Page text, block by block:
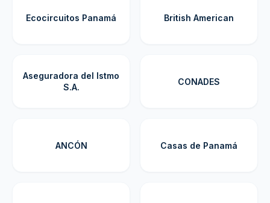
Ecocircuitos Panamá British American
Aseguradora del Istmo
S.A.
CONADES
ANCÓN Casas de Panamá